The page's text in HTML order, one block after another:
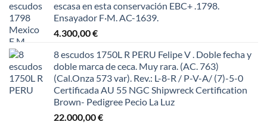
escasa en esta conservación EBC+ .1798.
Ensayador F·M. AC-1639.
4.300,00€
8 escudos 1750L R PERU Felipe V . Doble fecha y
doble marca de ceca. Muy rara. (AC. 763)
(Cal.Onza 573 var). Rev.: L-8-R / P-V-A/ (7)-5-0
Certificada AU 55 NGC Shipwreck Certification
Brown- Pedigree Pecio La Luz
22.000,00€